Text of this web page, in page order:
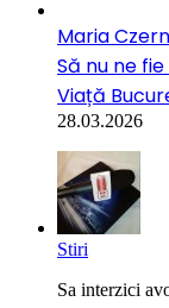
Maria
Să nu ne
Viață
28.03.2026
Stiri
Sa interzici